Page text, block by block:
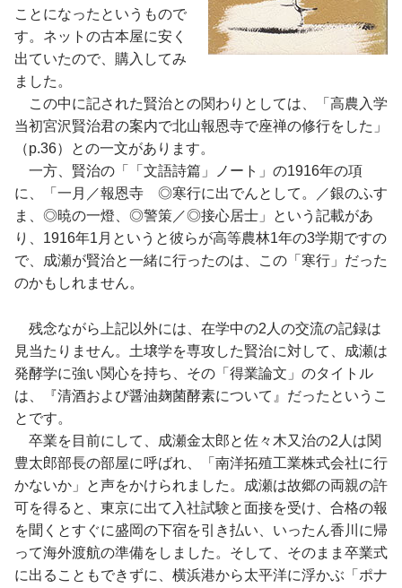
ことになったというもので
す。ネットの古本屋に安く
出ていたので、購入してみ
ました。
この中に記された賢治との関わりとしては、「高農入学
当初宮沢賢治君の案内で北山報恩寺で座禅の修行をした」
（p.36）との一文があります。
一方、賢治の「「文語詩篇」ノート」の1916年の項
に、「一月／報恩寺 ◎寒行に出でんとして。／銀のふす
ま、◎暁の一燈、◎警策／◎接心居士」という記載があ
り、1916年1月というと彼らが高等農林1年の3学期ですの
で、成瀬が賢治と一緒に行ったのは、この「寒行」だった
のかもしれません。
残念ながら上記以外には、在学中の2人の交流の記録は
見当たりません。土壌学を専攻した賢治に対して、成瀬は
発酵学に強い関心を持ち、その「得業論文」のタイトル
は、『清酒および醤油麹菌酵素について』だったというこ
とです。
卒業を目前にして、成瀬金太郎と佐々木又治の2人は関
豊太郎部長の部屋に呼ばれ、「南洋拓殖工業株式会社に行
かないか」と声をかけられました。成瀬は故郷の両親の許
可を得ると、東京に出て入社試験と面接を受け、合格の報
を聞くとすぐに盛岡の下宿を引き払い、いったん香川に帰
って海外渡航の準備をしました。そして、そのまま卒業式
に出ることもできずに、横浜港から太平洋に浮かぶ「ポナ